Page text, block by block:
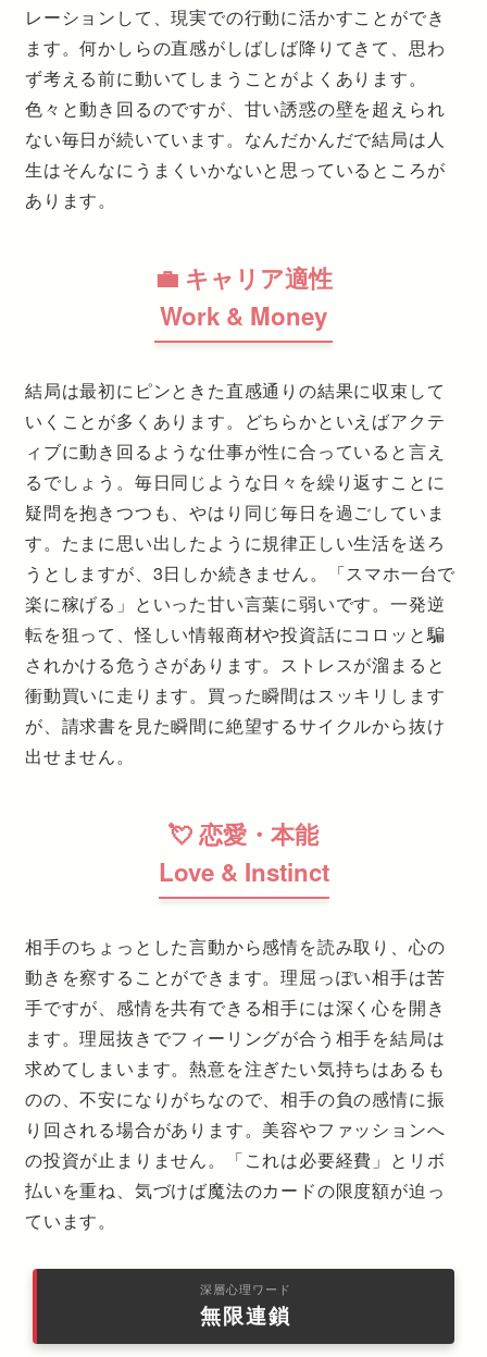
レーションして、現実での行動に活かすことができ
ます。何かしらの直感がしばしば降りてきて、思わ
ず考える前に動いてしまうことがよくあります。
色々と動き回るのですが、甘い誘惑の壁を超えられ
ない毎日が続いています。なんだかんだで結局は人
生はそんなにうまくいかないと思っているところが
あります。
💼 キャリア適性
Work & Money
結局は最初にピンときた直感通りの結果に収束して
いくことが多くあります。どちらかといえばアクテ
ィブに動き回るような仕事が性に合っていると言え
るでしょう。毎日同じような日々を繰り返すことに
疑問を抱きつつも、やはり同じ毎日を過ごしていま
す。たまに思い出したように規律正しい生活を送ろ
うとしますが、3日しか続きません。「スマホ一台で
楽に稼げる」といった甘い言葉に弱いです。一発逆
転を狙って、怪しい情報商材や投資話にコロッと騙
されかける危うさがあります。ストレスが溜まると
衝動買いに走ります。買った瞬間はスッキリします
が、請求書を見た瞬間に絶望するサイクルから抜け
出せません。
💘 恋愛・本能
Love & Instinct
相手のちょっとした言動から感情を読み取り、心の
動きを察することができます。理屈っぽい相手は苦
手ですが、感情を共有できる相手には深く心を開き
ます。理屈抜きでフィーリングが合う相手を結局は
求めてしまいます。熱意を注ぎたい気持ちはあるも
のの、不安になりがちなので、相手の負の感情に振
り回される場合があります。美容やファッションへ
の投資が止まりません。「これは必要経費」とリボ
払いを重ね、気づけば魔法のカードの限度額が迫っ
ています。
深層心理ワード
無限連鎖